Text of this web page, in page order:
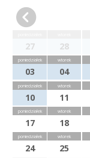
27 28
poniedziałek
03
wtorek
04
poniedziałek
10
wtorek
11
poniedziałek
17
wtorek
18
poniedziałek
24
wtorek
25